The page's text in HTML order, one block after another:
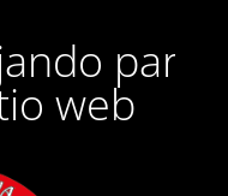
para
web